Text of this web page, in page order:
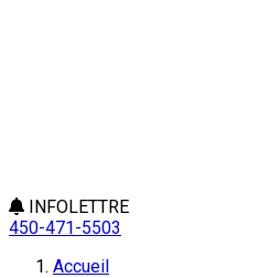
INFOLETTRE
450-471-5503
Accueil